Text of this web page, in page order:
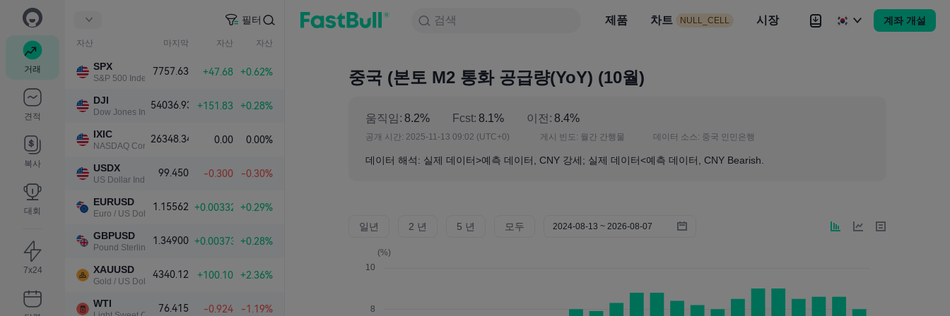
거래
견적
복사
대회
7x24
필터
자산 마지막 자산 자산
SPX
S&P 500 Index
7757.63 +47.68 +0.62%
DJI
Dow Jones Industrial Average
54036.93 +151.83 +0.28%
IXIC
NASDAQ Composite Index
26348.34 0.00 0.00%
USDX
US Dollar Index
99.450 -0.300 -0.30%
EURUSD
Euro / US Dollar
1.15562 +0.00332 +0.29%
GBPUSD
Pound Sterling / US Dollar
1.34900 +0.00373 +0.28%
XAUUSD
Gold / US Dollar
4340.12 +100.10 +2.36%
WTI 76.415 -0.924 -1.19%
검색 제품 차트 NULL_CELL 시장 계좌 개설
검색
NULL_CELL 시장 뉴스 전략 Brokers 더
중국 (본토 M2 통화 공급량(YoY) (10월)
움직임: 8.2% Fcst: 8.1% 이전: 8.4%
공개 시간: 2025-11-13 09:02 (UTC+0) 게시 빈도: 월간 간행물 데이터 소스: 중국 인민은행
데이터 해석: 실제 데이터>예측 데이터, CNY 강세; 실제 데이터<예측 데이터, CNY Bearish.
일년 2 년 5 년 모두